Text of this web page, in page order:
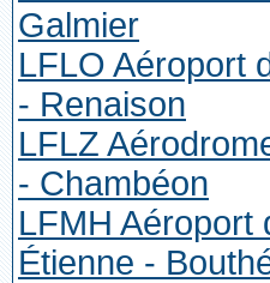
Galmier
LFLO Aéroport
- Renaison
LFLZ
- Chambéon
LFMH Aéroport
Étienne -